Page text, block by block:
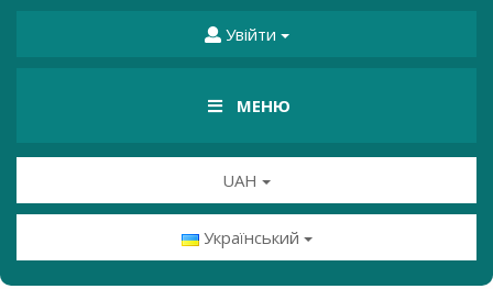
Увійти
МЕНЮ
UAH
Український